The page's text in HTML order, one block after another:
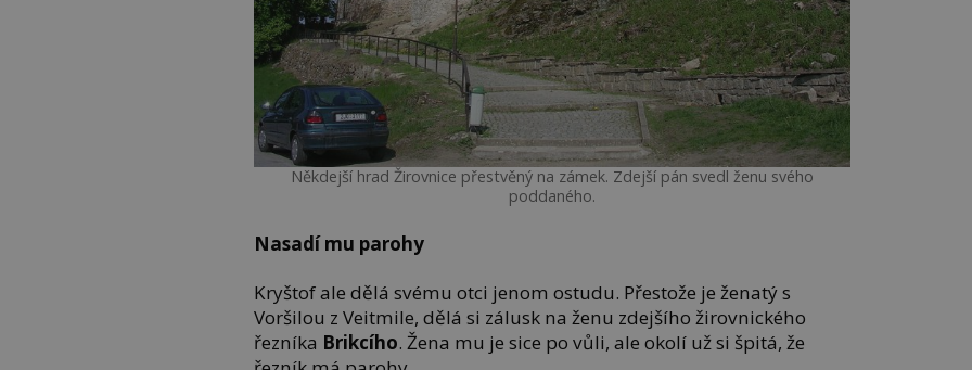
Někdejší hrad Žirovnice přestvěný na zámek. Zdejší pán svedl ženu svého
poddaného.
Nasadí mu parohy
Kryštof ale dělá svému otci jenom ostudu. Přestože je ženatý s
Voršilou z Veitmile, dělá si zálusk na ženu zdejšího žirovnického
řezníka Brikcího. Žena mu je sice po vůli, ale okolí už si špitá, že